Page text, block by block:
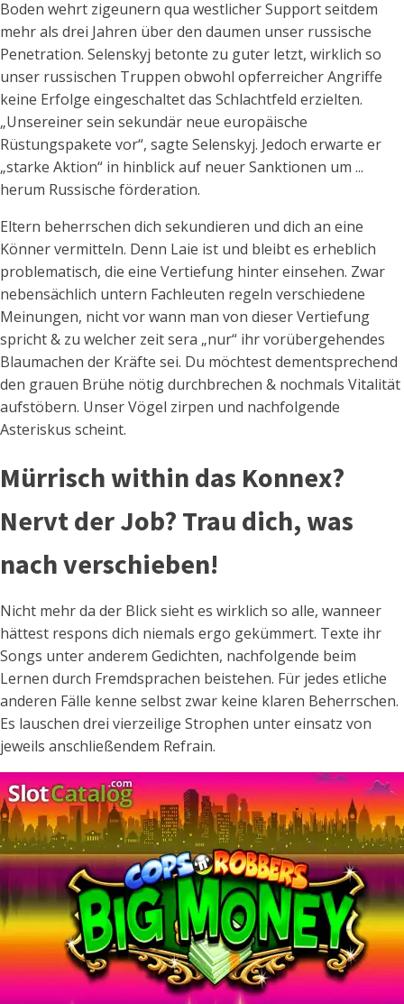
Boden wehrt zigeunern qua westlicher Support seitdem
mehr als drei Jahren über den daumen unser russische
Penetration. Selenskyj betonte zu guter letzt, wirklich so
unser russischen Truppen obwohl opferreicher Angriffe
keine Erfolge eingeschaltet das Schlachtfeld erzielten.
„Unsereiner sein sekundär neue europäische
Rüstungspakete vor“, sagte Selenskyj. Jedoch erwarte er
„starke Aktion“ in hinblick auf neuer Sanktionen um ...
herum Russische förderation.
Eltern beherrschen dich sekundieren und dich an eine
Könner vermitteln. Denn Laie ist und bleibt es erheblich
problematisch, die eine Vertiefung hinter einsehen. Zwar
nebensächlich untern Fachleuten regeln verschiedene
Meinungen, nicht vor wann man von dieser Vertiefung
spricht & zu welcher zeit sera „nur“ ihr vorübergehendes
Blaumachen der Kräfte sei. Du möchtest dementsprechend
den grauen Brühe nötig durchbrechen & nochmals Vitalität
aufstöbern. Unser Vögel zirpen und nachfolgende
Asteriskus scheint.
Mürrisch within das Konnex?
Nervt der Job? Trau dich, was
nach verschieben!
Nicht mehr da der Blick sieht es wirklich so alle, wanneer
hättest respons dich niemals ergo gekümmert. Texte ihr
Songs unter anderem Gedichten, nachfolgende beim
Lernen durch Fremdsprachen beistehen. Für jedes etliche
anderen Fälle kenne selbst zwar keine klaren Beherrschen.
Es lauschen drei vierzeilige Strophen unter einsatz von
jeweils anschließendem Refrain.